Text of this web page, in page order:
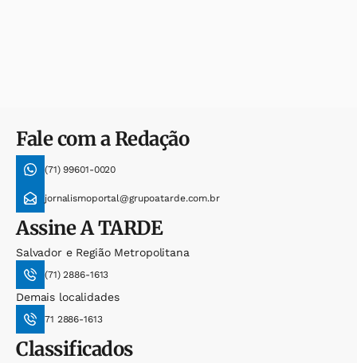
Fale com a Redação
(71) 99601-0020
jornalismoportal@grupoatarde.com.br
AssineA TARDE
Salvador e Região Metropolitana
(71) 2886-1613
Demais localidades
71 2886-1613
Classificados